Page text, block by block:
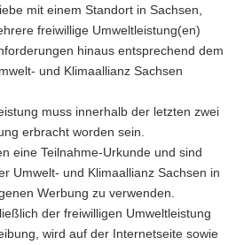
mit einem Standort in Sachsen,
freiwillige Umweltleistung(en)
hinaus entsprechend dem
und Klimaallianz Sachsen
muss innerhalb der letzten zwei
erbracht worden sein.
eine Teilnahme-Urkunde und sind
Umwelt- und Klimaallianz Sachsen in
Werbung zu verwenden.
der freiwilligen Umweltleistung
wird auf der Internetseite sowie